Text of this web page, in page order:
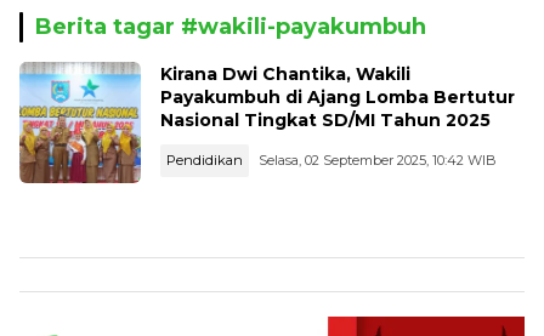
Berita tagar #wakili-payakumbuh
Kirana Dwi Chantika, Wakili
Payakumbuh di Ajang Lomba Bertutur
Nasional Tingkat SD/MI Tahun 2025
Pendidikan Selasa, 02 September 2025, 10:42 WIB